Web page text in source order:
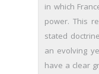
in which
power. This
stated
an evolving
have a clear